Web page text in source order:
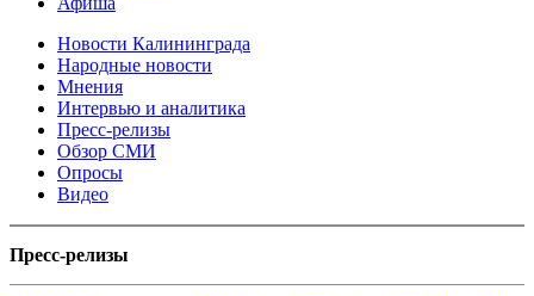
Новости Калининграда
Народные новости
Мнения
Интервью и аналитика
Пресс-релизы
Обзор СМИ
Опросы
Видео
Пресс-релизы